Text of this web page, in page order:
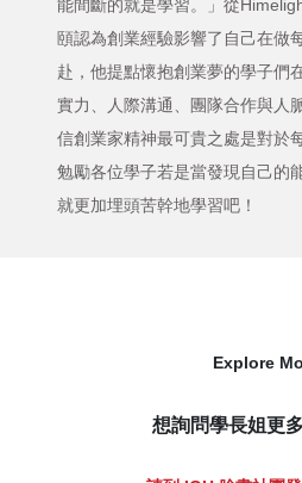
能間斷的就是學習。」從
頤認為創業經驗影響了自己在做
赴，他提點懷抱創業夢的學子們
實力、人際溝通、團隊合作與人
信創業家精神最可貴之處是對於
勉勵各位學子若是當發現自己的
就更加埋頭苦幹地學習吧！
Explore
想詢問學長姐更